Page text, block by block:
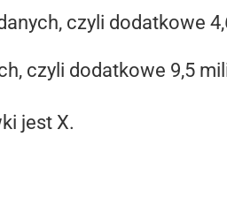
czyli dodatkowe
czyli dodatkowe 9,5
jest X.